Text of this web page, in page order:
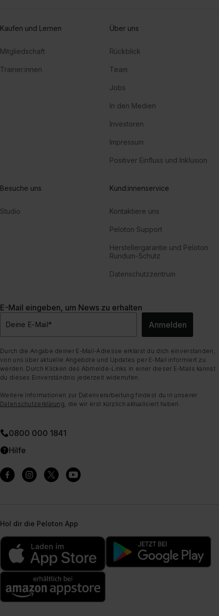
Kaufen und Lernen
Mitgliedschaft
Trainer:innen
Über uns
Rückblick
Team
Jobs
In den Medien
Investoren
Impressum
Positiver Einfluss und Inklusion
Besuche uns
Studio
Kund:innenservice
Kontaktiere uns
Peloton Support
Herstellergarantie und Peloton
Rundum-Schutz
Datenschutzzentrum
E-Mail eingeben, um News zu erhalten
Deine E-Mail* Anmelden
Durch die Angabe deiner E-Mail-Adresse erklärst du dich einverstanden,
von uns über aktuelle Angebote und Updates per E-Mail informiert zu
werden. Durch Klicken des Abmelde-Links in einer dieser E-Mails kannst
du dieses Einverständnis jederzeit widerrufen.
Weitere Informationen zur Datenverarbeitung findest du in unserer
Datenschutzerklärung , die wir erst kürzlich aktualisiert haben.
0800 000 1841
Hilfe
Hol dir die Peloton App